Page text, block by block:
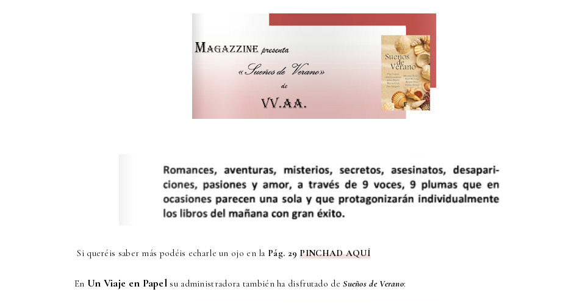
Si queréis saber más podéis echarle un ojo en la Pág. 29 PINCHAD AQUÍ
En Un Viaje en Papel su administradora también ha disfrutado de Sueños de Verano: